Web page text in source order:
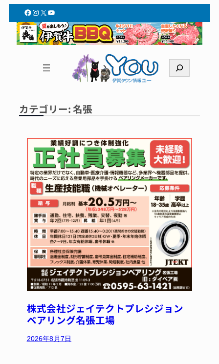
容
Facebook
Instagram
X YouTube
索
カテゴリー:名張
株式会社ジェイテクトプレシジョン
ベアリング名張工場
2026年8月7日